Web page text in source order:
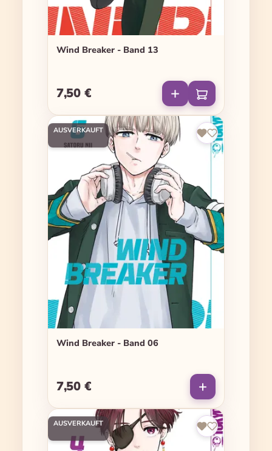
Wind Breaker - Band 13
Regulärer Preis:
7,50 €
AUSVERKAUFT
Wind Breaker - Band 06
Regulärer Preis:
7,50 €
AUSVERKAUFT